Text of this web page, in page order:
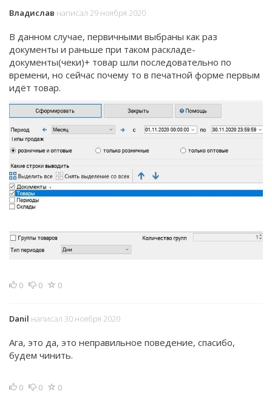
Владислав написал 29 ноября 2020
В данном случае, первичными выбраны как раз
документы и раньше при таком раскладе-
документы(чеки)+ товар шли последовательно по
времени, но сейчас почему то в печатной форме первым
идёт товар.
0 0 0
Danil написал 30 ноября 2020
Ага, это да, это неправильное поведение, спасибо,
будем чинить.
0 0 0